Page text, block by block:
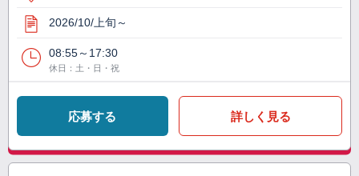
2026/10/上旬～
08:55～17:30
休日：土・日・祝
応募する 詳しく見る